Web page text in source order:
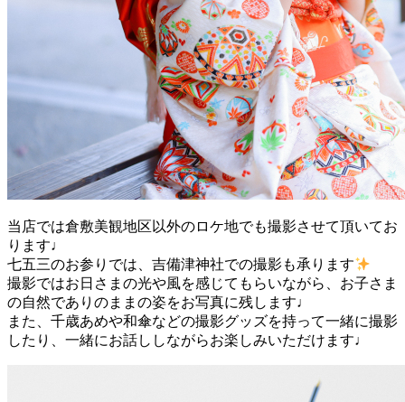
当店では倉敷美観地区以外のロケ地でも撮影させて頂いてお
ります♩
七五三のお参りでは、吉備津神社での撮影も承ります
撮影ではお日さまの光や風を感じてもらいながら、お子さま
の自然でありのままの姿をお写真に残します♩
また、千歳あめや和傘などの撮影グッズを持って一緒に撮影
したり、一緒にお話ししながらお楽しみいただけます♩